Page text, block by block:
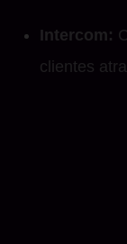
Intercom:
clientes